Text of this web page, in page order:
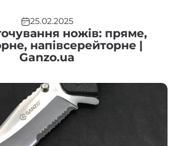
25.02.2025
ножів: пряме,
напівсерейторне |
Ganzo.ua